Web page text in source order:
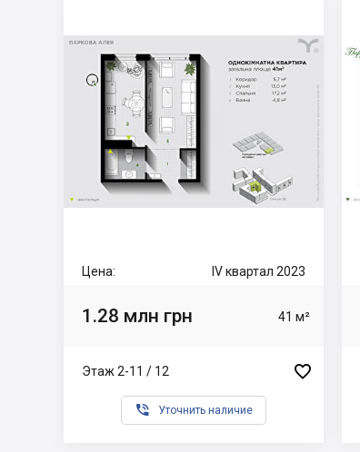
Цена: IV квартал 2023
1.28 млн грн 41 м²
Этаж 2-11 / 12 
 Уточнить наличие